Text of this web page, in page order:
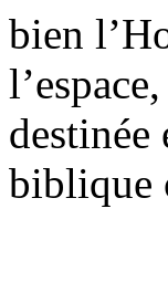
bien
destinée
biblique